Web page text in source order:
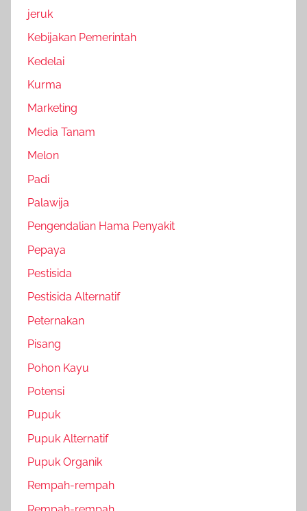
jeruk
Kebijakan Pemerintah
Kedelai
Kurma
Marketing
Media Tanam
Melon
Padi
Palawija
Pengendalian Hama Penyakit
Pepaya
Pestisida
Pestisida Alternatif
Peternakan
Pisang
Pohon Kayu
Potensi
Pupuk
Pupuk Alternatif
Pupuk Organik
Rempah-rempah